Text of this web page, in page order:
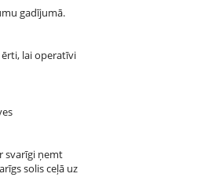
gadījumā.
lai operatīvi
svarīgi ņemt
solis ceļā uz